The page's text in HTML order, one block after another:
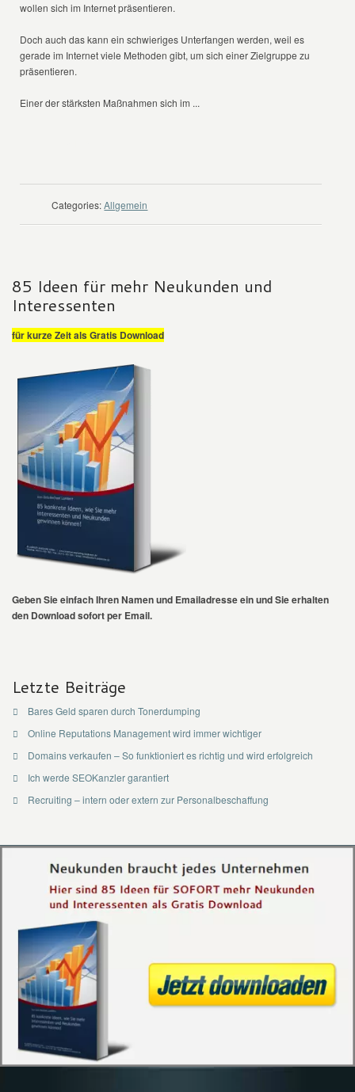
wollen sich im Internet präsentieren.
Doch auch das kann ein schwieriges Unterfangen werden, weil es
gerade im Internet viele Methoden gibt, um sich einer Zielgruppe zu
präsentieren.
Einer der stärksten Maßnahmen sich im ...
Categories: Allgemein
85 Ideen für mehr Neukunden und
Interessenten
für kurze Zeit als Gratis Download
Geben Sie einfach Ihren Namen und Emailadresse ein und Sie erhalten
den Download sofort per Email.
Letzte Beiträge
Bares Geld sparen durch Tonerdumping
Online Reputations Management wird immer wichtiger
Domains verkaufen – So funktioniert es richtig und wird erfolgreich
Ich werde SEOKanzler garantiert
Recruiting – intern oder extern zur Personalbeschaffung